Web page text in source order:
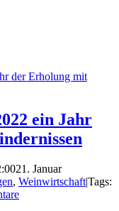
der Erholung mit
ein Jahr
21. Januar
, Weinwirtschaft|Tags: